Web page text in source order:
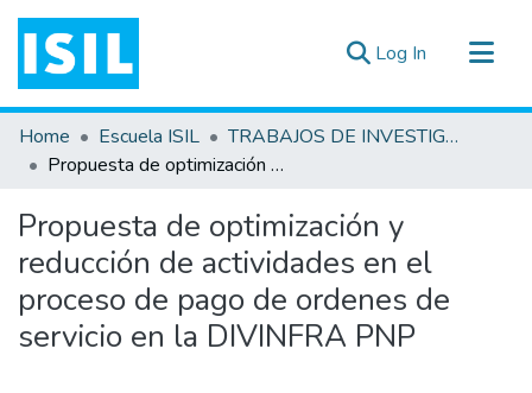
Log In (current)
All of DSpace
Statistics
Documentos ▾
Home Escuela ISIL
TRABAJOS DE INVESTIGACIÓN
Propuesta de optimización y reducción de actividades en el proceso de pago de ordenes de servicio en la DIVINFRA PNP
Propuesta de optimización y
reducción de actividades en el
proceso de pago de ordenes de
servicio en la DIVINFRA PNP